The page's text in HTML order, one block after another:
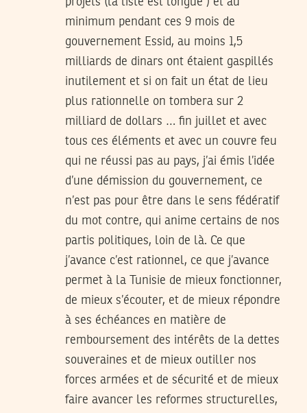
minimum pendant ces 9 mois de
gouvernement Essid, au moins 1,5
milliards de dinars ont étaient gaspillés
inutilement et si on fait un état de lieu
plus rationnelle on tombera sur 2
milliard de dollars … fin juillet et avec
tous ces éléments et avec un couvre feu
qui ne réussi pas au pays, j’ai émis l’idée
d’une démission du gouvernement, ce
n’est pas pour être dans le sens fédératif
du mot contre, qui anime certains de nos
partis politiques, loin de là. Ce que
j’avance c’est rationnel, ce que j’avance
permet à la Tunisie de mieux fonctionner,
de mieux s’écouter, et de mieux répondre
à ses échéances en matière de
remboursement des intérêts de la dettes
souveraines et de mieux outiller nos
forces armées et de sécurité et de mieux
faire avancer les reformes structurelles,